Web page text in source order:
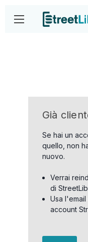
Già
Se hai un
quello, non
nuovo.
Verrai
di StreetLib
Usa
account